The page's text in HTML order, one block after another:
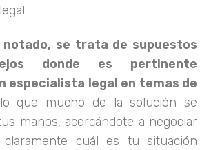
notado, se trata de supuestos
donde es pertinente
especialista legal en temas de
que mucho de la solución se
manos, acercándote a negociar
cuál es tu situación